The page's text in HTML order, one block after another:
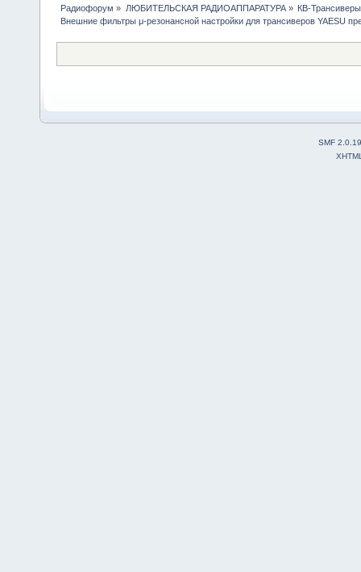
Радиофорум » ЛЮБИТЕЛЬСКАЯ РАДИОАППАРАТУРА» КВ-Трансиверы
Внешние фильтры μ-резонансной настройки для трансиверов YAESU
SMF 2.0.19